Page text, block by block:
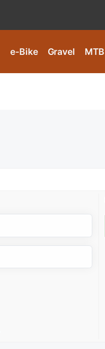
e-Bike Gravel MTB